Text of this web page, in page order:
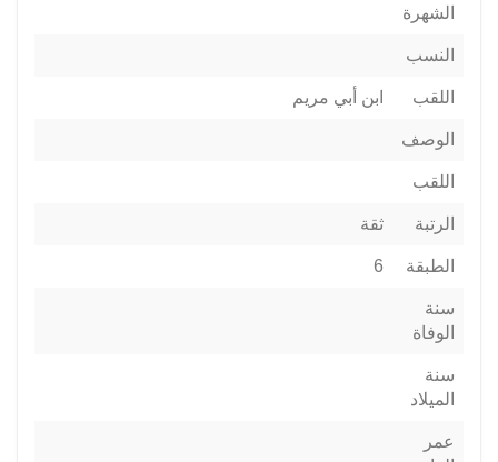
الشهرة
النسب
اللقب ابن أبي مريم
الوصف
اللقب
الرتبة ثقة
الطبقة 6
سنة
الوفاة
سنة
الميلاد
عمر